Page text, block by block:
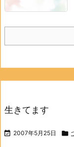
生きてます
 2007年5月25日 